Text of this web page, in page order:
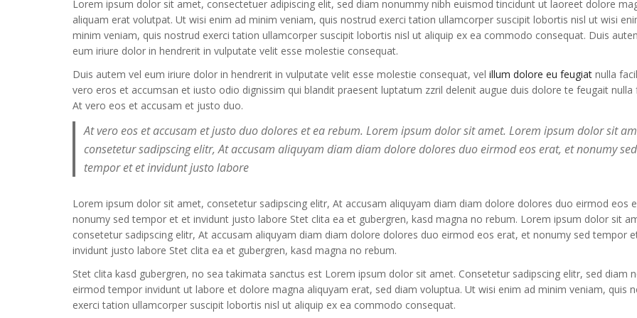
Lorem ipsum dolor sit amet, consectetuer adipiscing elit, sed diam nonummy nibh euismod tincidunt ut laoreet dolore
aliquam erat volutpat. Ut wisi enim ad minim veniam, quis nostrud exerci tation ullamcorper suscipit lobortis nisl ut wisi
minim veniam, quis nostrud exerci tation ullamcorper suscipit lobortis nisl ut aliquip ex ea commodo consequat. Duis
eum iriure dolor in hendrerit in vulputate velit esse molestie consequat.
Duis autem vel eum iriure dolor in hendrerit in vulputate velit esse molestie consequat, vel illum dolore eu feugiat nulla
vero eros et accumsan et iusto odio dignissim qui blandit praesent luptatum zzril delenit augue duis dolore te feugait nulla
At vero eos et accusam et justo duo.
At vero eos et accusam et justo duo dolores et ea rebum. Lorem ipsum dolor sit amet. Lorem ipsum dolor sit
consetetur sadipscing elitr, At accusam aliquyam diam diam dolore dolores duo eirmod eos erat, et nonumy sed
tempor et et invidunt justo labore
Lorem ipsum dolor sit amet, consetetur sadipscing elitr, At accusam aliquyam diam diam dolore dolores duo eirmod eos
nonumy sed tempor et et invidunt justo labore Stet clita ea et gubergren, kasd magna no rebum. Lorem ipsum dolor sit
consetetur sadipscing elitr, At accusam aliquyam diam diam dolore dolores duo eirmod eos erat, et nonumy sed tempor
invidunt justo labore Stet clita ea et gubergren, kasd magna no rebum.
Stet clita kasd gubergren, no sea takimata sanctus est Lorem ipsum dolor sit amet. Consetetur sadipscing elitr, sed diam
eirmod tempor invidunt ut labore et dolore magna aliquyam erat, sed diam voluptua. Ut wisi enim ad minim veniam, quis
exerci tation ullamcorper suscipit lobortis nisl ut aliquip ex ea commodo consequat.
laibabling
agosto 6, 2024
1Win Argentina:
Apostar en Casa con
la Mejores Opciones
de Entretenimiento
АП Х Казино
Официальный Сайт –
Играйте Онлайн!
Покердом 2024:
актуальная ссылка
на доступ
agosto 5, 2024
1win официальный
сайт БК: 1Вин вход
agosto 4, 2024
agosto 2, 2024
laibabling
agosto 6, 2024
Apostar en Casa
la Mejores
de Entretenimiento
АП Х Казино
Официальный